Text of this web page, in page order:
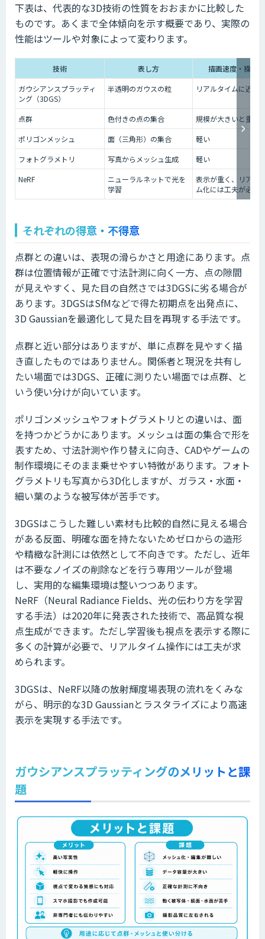
下表は、代表的な3D技術の性質をおおまかに比較した
ものです。あくまで全体傾向を示す概要であり、実際の
性能はツールや対象によって変わります。
技術 表し方
描画速度・操作性
ガウシアンスプラッティ
ング（3DGS）
半透明のガウスの粒 リアルタイムに近く
点群 色付きの点の集合
規模が大きいと重い
ポリゴンメッシュ
面（三角形）の集合
軽い
フォトグラメトリ
写真からメッシュ生成
軽い
NeRF
ニューラルネットで光を
学習
表示が重く、リアル
ム化には工夫が必要
それぞれの得意・不得意
点群との違いは、表現の滑らかさと用途にあります。点
群は位置情報が正確で寸法計測に向く一方、点の隙間
が見えやすく、見た目の自然さでは3DGSに劣る場合が
あります。3DGSはSfMなどで得た初期点を出発点に、
3D Gaussianを最適化して見た目を再現する手法です。
点群と近い部分はありますが、単に点群を見やすく描
き直したものではありません。関係者と現況を共有し
たい場面では3DGS、正確に測りたい場面では点群、と
いう使い分けが向いています。
ポリゴンメッシュやフォトグラメトリとの違いは、面
を持つかどうかにあります。メッシュは面の集合で形を
表すため、寸法計測や作り替えに向き、CADやゲームの
制作環境にそのまま乗せやすい特徴があります。フォト
グラメトリも写真から3D化しますが、ガラス・水面・
細い葉のような被写体が苦手です。
3DGSはこうした難しい素材も比較的自然に見える場合
がある反面、明確な面を持たないためゼロからの造形
や精緻な計測には依然として不向きです。ただし、近年
は不要なノイズの削除などを行う専用ツールが登場
し、実用的な編集環境は整いつつあります。
NeRF（Neural Radiance Fields、光の伝わり方を学習
する手法）は2020年に発表された技術で、高品質な視
点生成ができます。ただし学習後も視点を表示する際に
多くの計算が必要で、リアルタイム操作には工夫が求
められます。
3DGSは、NeRF以降の放射輝度場表現の流れをくみな
がら、明示的な3D Gaussianとラスタライズにより高速
表示を実現する手法です。
ガウシアンスプラッティングのメリットと課
題